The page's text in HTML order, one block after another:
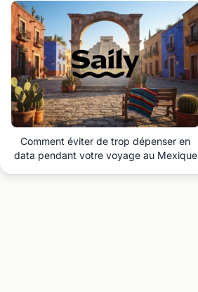
Comment éviter de trop dépenser en
data pendant votre voyage au Mexique